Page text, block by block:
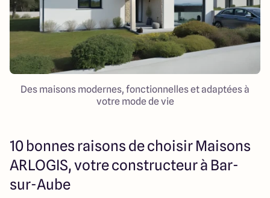
Des maisons modernes, fonctionnelles et adaptées à
votre mode de vie
10 bonnes raisons de choisir Maisons
ARLOGIS, votre constructeur à Bar-
sur-Aube